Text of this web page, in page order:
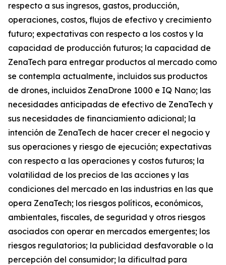
respecto a sus ingresos, gastos, producción,
operaciones, costos, flujos de efectivo y crecimiento
futuro; expectativas con respecto a los costos y la
capacidad de producción futuros; la capacidad de
ZenaTech para entregar productos al mercado como
se contempla actualmente, incluidos sus productos
de drones, incluidos ZenaDrone 1000 e IQ Nano; las
necesidades anticipadas de efectivo de ZenaTech y
sus necesidades de financiamiento adicional; la
intención de ZenaTech de hacer crecer el negocio y
sus operaciones y riesgo de ejecución; expectativas
con respecto a las operaciones y costos futuros; la
volatilidad de los precios de las acciones y las
condiciones del mercado en las industrias en las que
opera ZenaTech; los riesgos políticos, económicos,
ambientales, fiscales, de seguridad y otros riesgos
asociados con operar en mercados emergentes; los
riesgos regulatorios; la publicidad desfavorable o la
percepción del consumidor; la dificultad para